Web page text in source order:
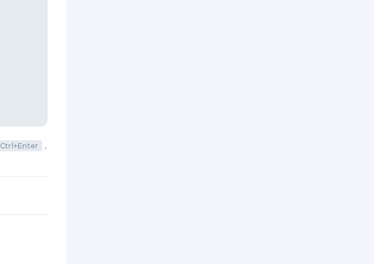
Ctrl+Enter
,